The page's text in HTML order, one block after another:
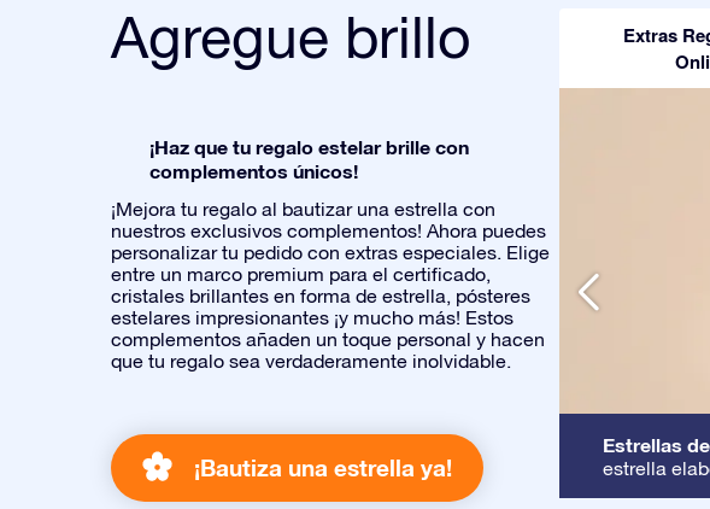
Agregue brillo
¡Haz que tu regalo estelar brille con
complementos únicos!
¡Mejora tu regalo al bautizar una estrella con
nuestros exclusivos complementos! Ahora puedes
personalizar tu pedido con extras especiales. Elige
entre un marco premium para el certificado,
cristales brillantes en forma de estrella, pósteres
estelares impresionantes ¡y mucho más! Estos
complementos añaden un toque personal y hacen
que tu regalo sea verdaderamente inolvidable.
¡Bautiza una estrella ya!
Extras
Estrellas
estrella